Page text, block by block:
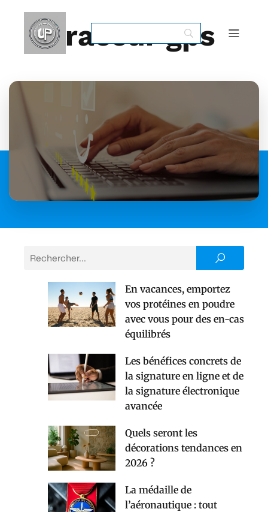
traceur gps
En vacances, emportez
vos protéines en poudre
avec vous pour des en-cas
équilibrés
Les bénéfices concrets de
la signature en ligne et de
la signature électronique
avancée
Quels seront les
décorations tendances en
2026 ?
La médaille de
l’aéronautique : tout